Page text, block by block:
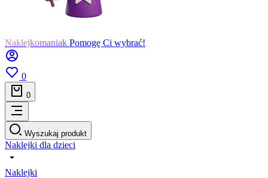
Naklejkomaniak Pomogę Ci wybrać!
0
0
Wyszukaj produkt
Naklejki dla dzieci
Naklejki